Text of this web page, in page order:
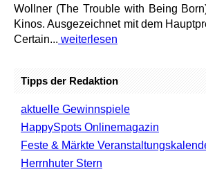
Wollner (The Trouble with Being
Kinos. Ausgezeichnet mit dem
Certain... weiterlesen
Tipps der Redaktion
aktuelle Gewinnspiele
HappySpots Onlinemagazin
Feste & Märkte
Herrnhuter Stern